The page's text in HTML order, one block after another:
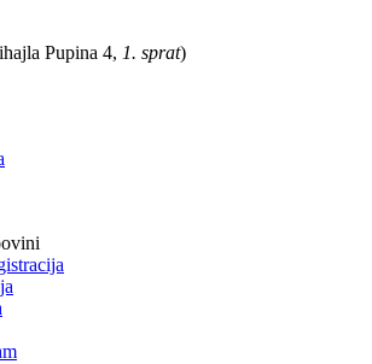
Pupina 4, 1. sprat)